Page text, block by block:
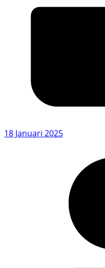
18 Januari 2025